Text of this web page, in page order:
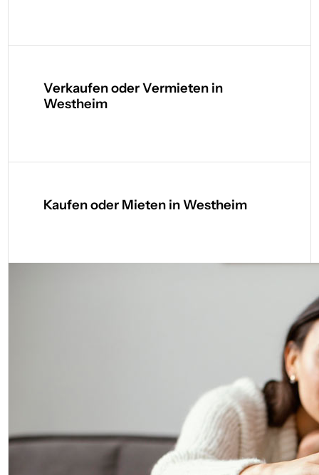
Verkaufen oder Vermieten in
Westheim
Kaufen oder Mieten in Westheim